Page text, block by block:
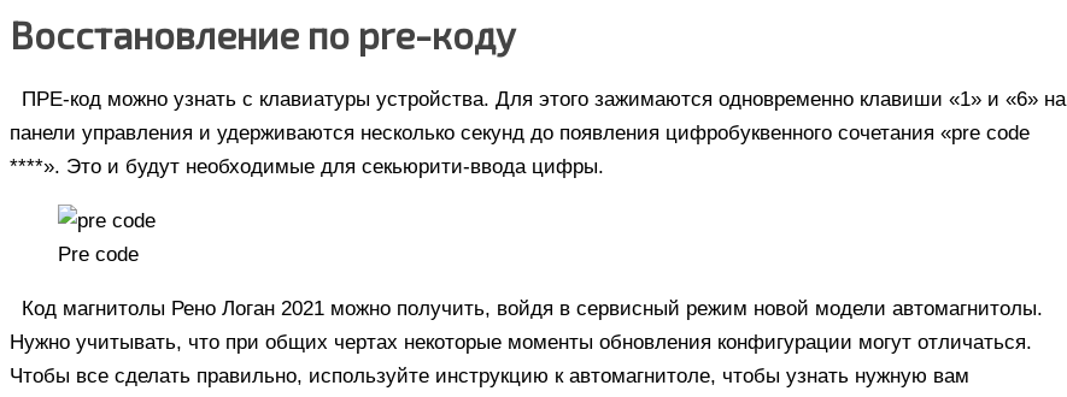
Восстановление по pre-коду
ПРЕ-код можно узнать с клавиатуры устройства. Для этого зажимаются одновременно клавиши «1» и «6» на
панели управления и удерживаются несколько секунд до появления цифробуквенного сочетания «pre code
****». Это и будут необходимые для секьюрити-ввода цифры.
Pre code
Код магнитолы Рено Логан 2021 можно получить, войдя в сервисный режим новой модели автомагнитолы.
Нужно учитывать, что при общих чертах некоторые моменты обновления конфигурации могут отличаться.
Чтобы все сделать правильно, используйте инструкцию к автомагнитоле, чтобы узнать нужную вам